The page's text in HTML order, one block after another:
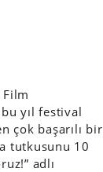
Film
yıl festival
çok başarılı bir
tutkusunu 10
adlı